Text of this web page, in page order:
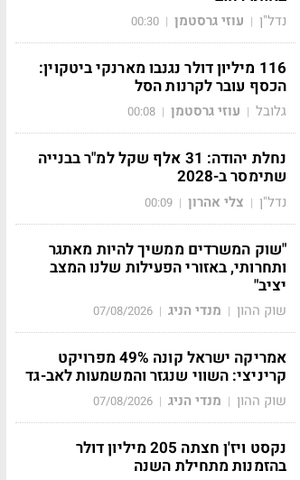
נדל"ן | עוזי גרסטמן |
00:30
116 מיליון דולר נגנבו מארנקי ביטקוין:
הכסף עובר לקרנות הסל
גלובל | עוזי גרסטמן |
00:08
נחלת יהודה: 31 אלף שקל למ"ר בבנייה
שתימסר ב-2028
נדל"ן | צלי אהרון |
00:09
"שוק המשרדים ממשיך להיות מאתגר
ותחרותי, באזורי הפעילות שלנו המצב
יציב"
שוק ההון | מנדי הניג |
07/08/2026
אמריקה ישראל קונה 49% מפרויקט
קריניצי: השווי שנגזר והמשמעות לאב-גד
שוק ההון | מנדי הניג |
07/08/2026
נקסט ויז'ן חצתה 205 מיליון דולר
בהזמנות מתחילת השנה